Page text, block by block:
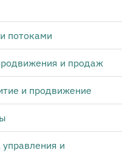
потоками
и продаж
и продвижение
и